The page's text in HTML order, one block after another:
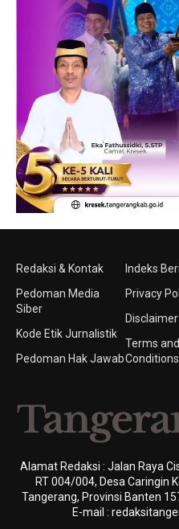
Redaksi & Kontak
Pedoman Media
Siber
Kode Etik Jurnalistik
Pedoman Hak Jawab
Indeks
Privacy
Disclaimer
Terms and
Conditions
Alamat Redaksi : Jalan Raya
RT 004/004, Desa Caringin
Tangerang, Provinsi Banten
E-mail :